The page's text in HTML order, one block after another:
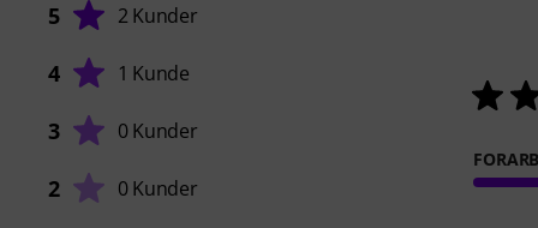
5 2 Kunder
4 1 Kunde
3 0 Kunder
2 0 Kunder